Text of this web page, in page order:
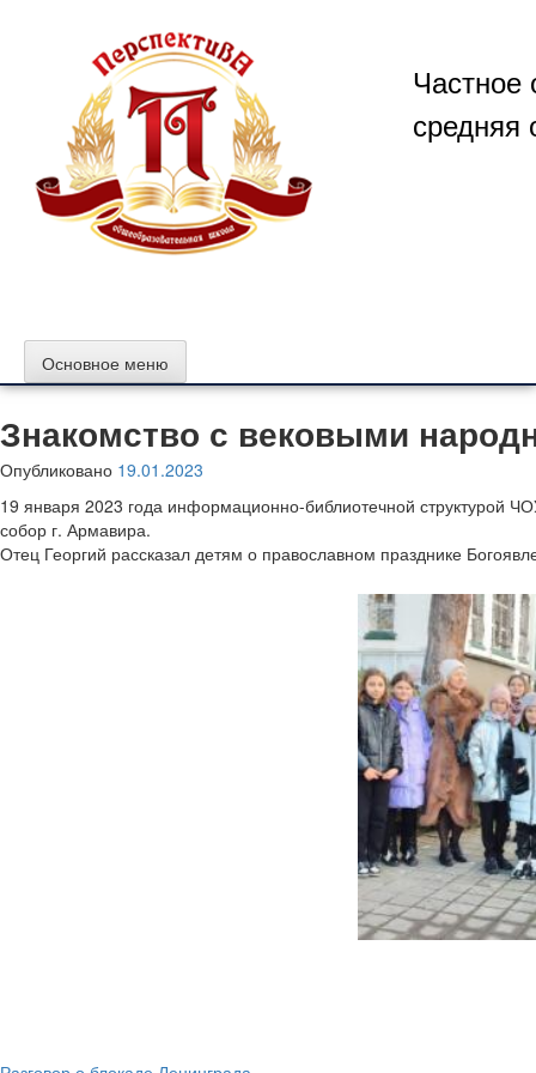
содержимому
Частное
средняя
Основное меню
Знакомство с вековыми
Опубликовано 19.01.2023
19 января 2023 года информационно-библиотечной структурой
собор г. Армавира.
Отец Георгий рассказал детям о православном празднике